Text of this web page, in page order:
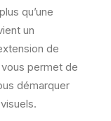
qu’une
un
de
permet de
démarquer